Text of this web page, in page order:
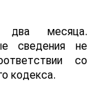
два месяца.
сведения не
со статьей